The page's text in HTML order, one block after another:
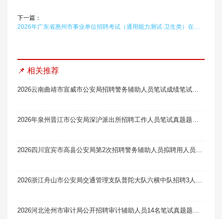
下一篇：
2026年广东省惠州市事业单位招聘考试（通用能力测试·卫生类）在线题库题引力
📌 相关推荐